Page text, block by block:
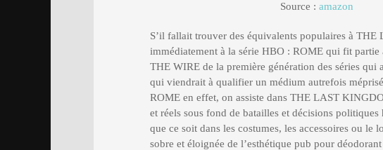
Source : amazon
S’il fallait trouver des équivalents populaires à
immédiatement à la série HBO : ROME qui fit
THE WIRE de la première génération des séries
qui viendrait à qualifier un médium autrefois
ROME en effet, on assiste dans THE LAST
et réels sous fond de batailles et décisions
que ce soit dans les costumes, les accessoires ou
sobre et éloignée de l’esthétique pub pour